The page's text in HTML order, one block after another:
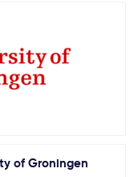
of Groningen